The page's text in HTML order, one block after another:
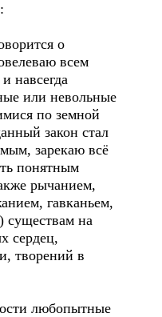
о
всем
навсегда
или невольные
по земной
закон стал
зарекаю всё
понятным
рычанием,
гавканьем,
существам на
сердец,
творений в
любопытные